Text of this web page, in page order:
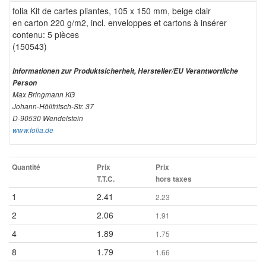
folia Kit de cartes pliantes, 105 x 150 mm, beige clair
en carton 220 g/m2, incl. enveloppes et cartons à insérer
contenu: 5 pièces
(150543)
Informationen zur Produktsicherheit, Hersteller/EU Verantwortliche
Person
Max Bringmann KG
Johann-Höllfritsch-Str. 37
D-90530 Wendelstein
www.folia.de
Quantité
Prix
T.T.C.
Prix
hors taxes
1 2.41 2.23
2 2.06 1.91
4 1.89 1.75
8 1.79 1.66